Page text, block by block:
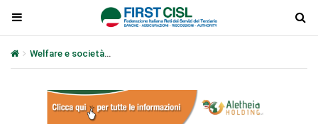
Welfare e società